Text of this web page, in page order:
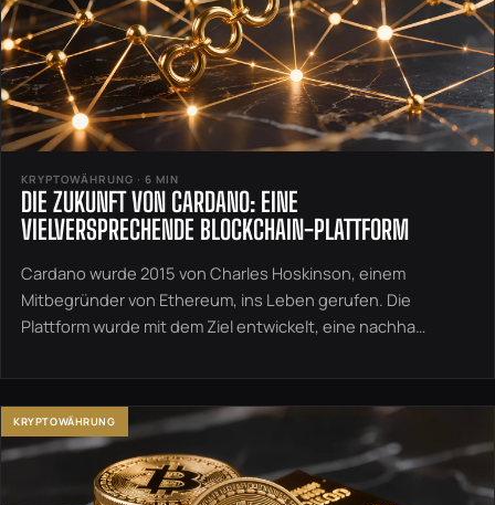
KRYPTOWÄHRUNG · 6 MIN
DIE ZUKUNFT VON CARDANO: EINE
VIELVERSPRECHENDE BLOCKCHAIN-PLATTFORM
Cardano wurde 2015 von Charles Hoskinson, einem
Mitbegründer von Ethereum, ins Leben gerufen. Die
Plattform wurde mit dem Ziel entwickelt, eine nachha…
KRYPTOWÄHRUNG